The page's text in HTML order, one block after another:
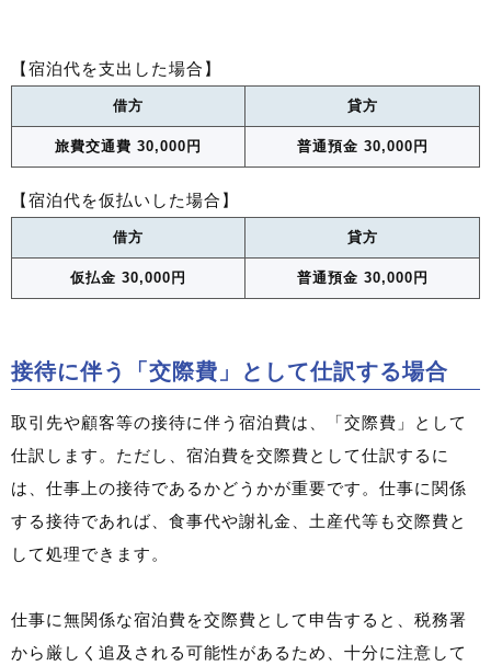
【宿泊代を支出した場合】
借方 貸方
旅費交通費 30,000円 普通預金 30,000円
【宿泊代を仮払いした場合】
借方 貸方
仮払金 30,000円 普通預金 30,000円
接待に伴う「交際費」として仕訳する場合
取引先や顧客等の接待に伴う宿泊費は、「交際費」として
仕訳します。ただし、宿泊費を交際費として仕訳するに
は、仕事上の接待であるかどうかが重要です。仕事に関係
する接待であれば、食事代や謝礼金、土産代等も交際費と
して処理できます。
仕事に無関係な宿泊費を交際費として申告すると、税務署
から厳しく追及される可能性があるため、十分に注意して